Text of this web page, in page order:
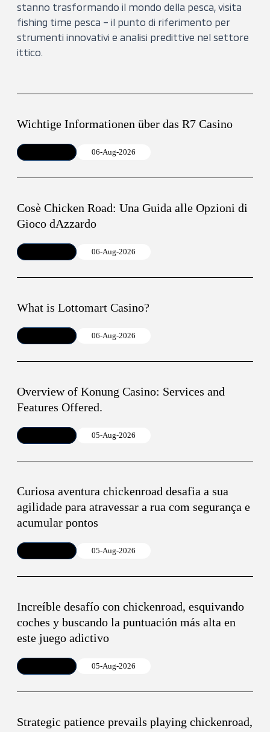
stanno trasformando il mondo della pesca, visita
fishing time pesca – il punto di riferimento per
strumenti innovativi e analisi predittive nel settore
ittico.
Wichtige Informationen über das R7 Casino
06-Aug-2026
Cosè Chicken Road: Una Guida alle Opzioni di
Gioco dAzzardo
06-Aug-2026
What is Lottomart Casino?
06-Aug-2026
Overview of Konung Casino: Services and
Features Offered.
05-Aug-2026
Curiosa aventura chickenroad desafia a sua
agilidade para atravessar a rua com segurança e
acumular pontos
05-Aug-2026
Increíble desafío con chickenroad, esquivando
coches y buscando la puntuación más alta en
este juego adictivo
05-Aug-2026
Strategic patience prevails playing chickenroad,